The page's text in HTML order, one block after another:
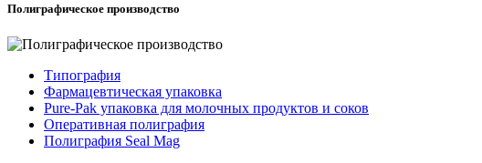
Полиграфическое производство
Типография
Фармацевтическая упаковка
Pure-Pak упаковка для молочных продуктов и соков
Оперативная полиграфия
Полиграфия Seal Mag